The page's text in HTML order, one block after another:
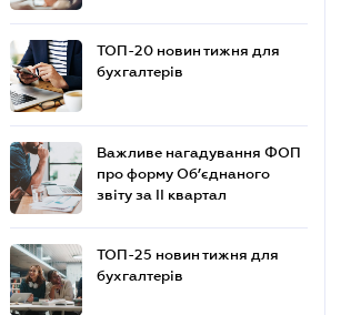
ТОП-20 новин тижня для
бухгалтерів
Важливе нагадування ФОП
про форму Об’єднаного
звіту за ІІ квартал
ТОП-25 новин тижня для
бухгалтерів